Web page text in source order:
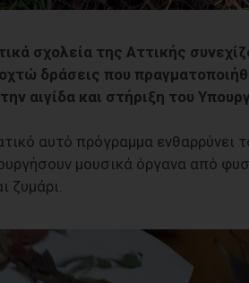
σχολεία της Αττικής
δράσεις που
αιγίδα και στήριξη του
αυτό πρόγραμμα ενθαρρύνει
μουσικά όργανα από
ζυμάρι.